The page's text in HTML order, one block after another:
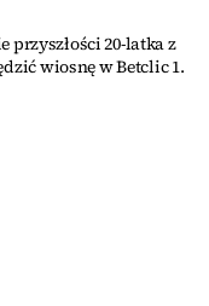
20-latka z
wiosnę w Betclic 1.